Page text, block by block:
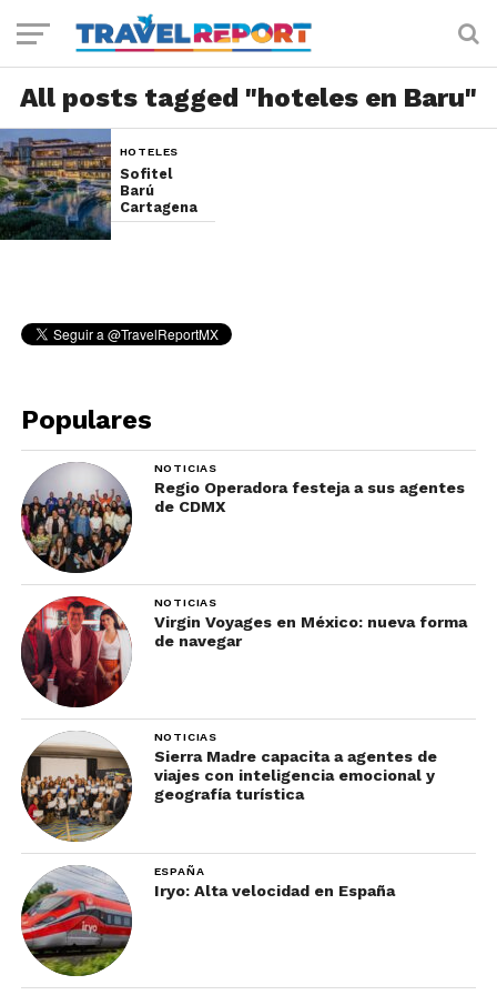
All posts tagged "hoteles en Baru"
HOTELES
Sofitel
Barú
Cartagena
Populares
NOTICIAS
Regio Operadora festeja a sus agentes
de CDMX
NOTICIAS
Virgin Voyages en México: nueva forma
de navegar
NOTICIAS
Sierra Madre capacita a agentes de
viajes con inteligencia emocional y
geografía turística
ESPAÑA
Iryo: Alta velocidad en España